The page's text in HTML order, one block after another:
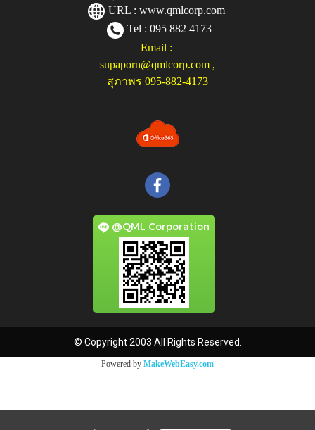
URL : www.qmlcorp.com
Tel : 095 882 4173
Email :
supaporn@qmlcorp.com ,
สุภาพร 095-882-4173
@QML Corporation
© Copyright 2003 All Rights Reserved.
Powered by MakeWebEasy.com